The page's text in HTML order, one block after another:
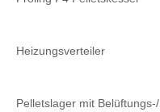
Heizungsverteiler
Pelletslager mit Belüftungs-/